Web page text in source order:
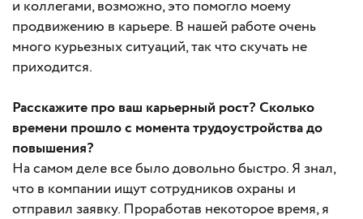
и коллегами, возможно, это помогло моему
продвижению в карьере. В нашей работе очень
много курьезных ситуаций, так что скучать не
приходится.
Расскажите про ваш карьерный рост? Сколько
времени прошло с момента трудоустройства до
повышения?
На самом деле все было довольно быстро. Я знал,
что в компании ищут сотрудников охраны и
отправил заявку. Проработав некоторое время, я